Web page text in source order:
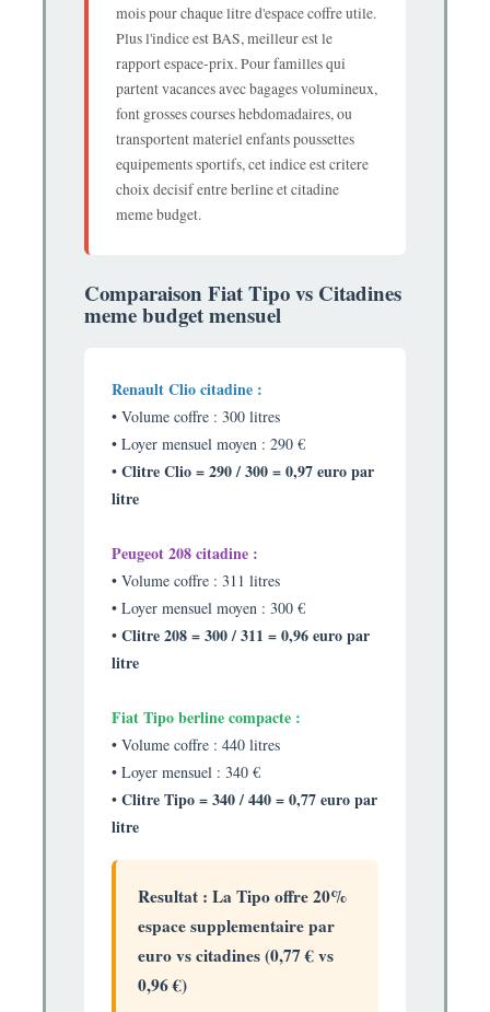
mois pour chaque litre d'espace coffre utile.
Plus l'indice est BAS, meilleur est le
rapport espace-prix. Pour familles qui
partent vacances avec bagages volumineux,
font grosses courses hebdomadaires, ou
transportent materiel enfants poussettes
equipements sportifs, cet indice est critere
choix decisif entre berline et citadine
meme budget.
Comparaison Fiat Tipo vs Citadines
meme budget mensuel
Renault Clio citadine :
• Volume coffre : 300 litres
• Loyer mensuel moyen : 290 €
• Clitre Clio = 290 / 300 = 0,97 euro par
litre
Peugeot 208 citadine :
• Volume coffre : 311 litres
• Loyer mensuel moyen : 300 €
• Clitre 208 = 300 / 311 = 0,96 euro par
litre
Fiat Tipo berline compacte :
• Volume coffre : 440 litres
• Loyer mensuel : 340 €
• Clitre Tipo = 340 / 440 = 0,77 euro par
litre
Resultat : La Tipo offre 20%
espace supplementaire par
euro vs citadines (0,77 € vs
0,96 €)